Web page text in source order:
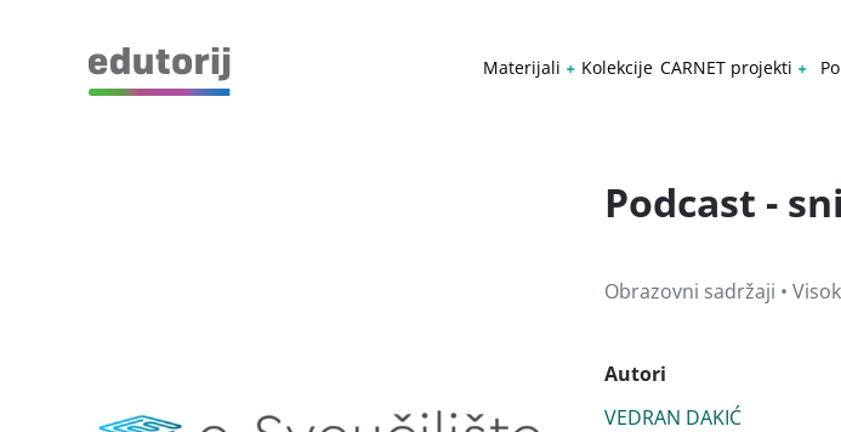
Materijali Kolekcije CARNET projekti
Podcast -
Obrazovni sadržaji •
Autori
VEDRAN DAKIĆ